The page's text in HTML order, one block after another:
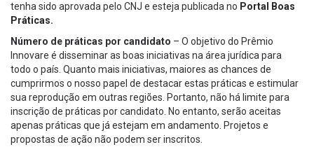
tenha sido aprovada pelo CNJ e esteja publicada no Portal Boas
Práticas.
Número de práticas por candidato – O objetivo do Prêmio
Innovare é disseminar as boas iniciativas na área jurídica para
todo o país. Quanto mais iniciativas, maiores as chances de
cumprirmos o nosso papel de destacar estas práticas e estimular
sua reprodução em outras regiões. Portanto, não há limite para
inscrição de práticas por candidato. No entanto, serão aceitas
apenas práticas que já estejam em andamento. Projetos e
propostas de ação não podem ser inscritos.